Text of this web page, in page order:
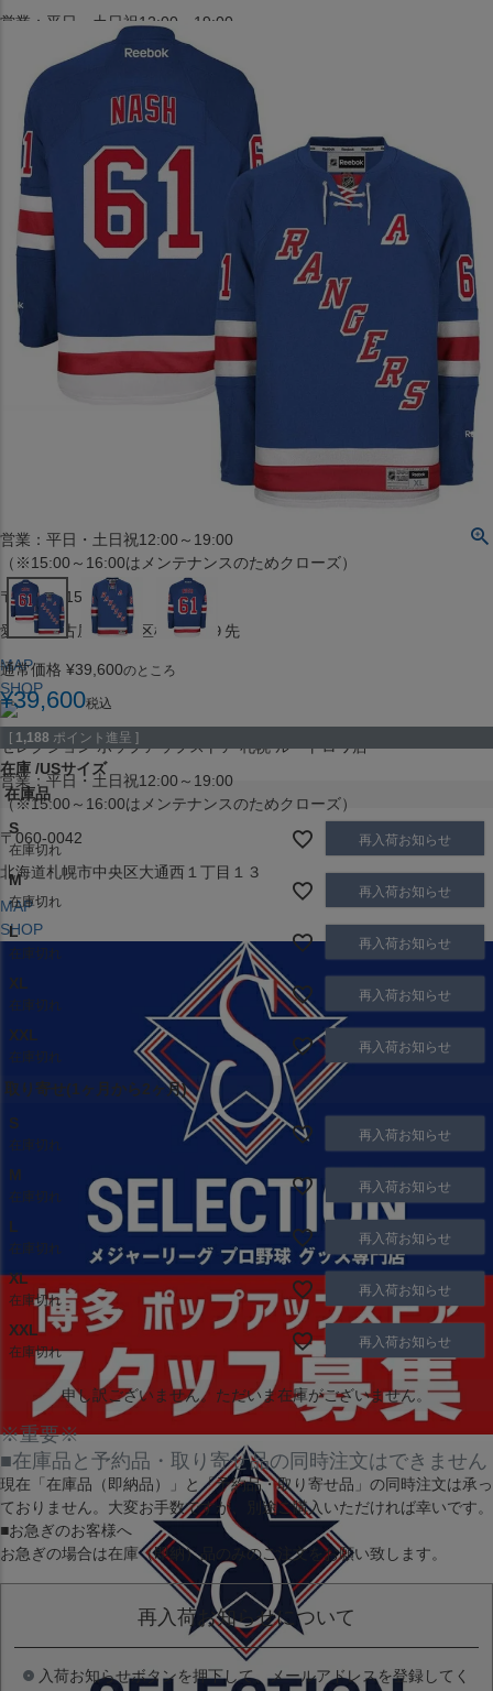
営業：平日・土日祝12:00～19:00
〒542-008
大阪府大阪市中央区西心斎橋1丁目6番14号
TEL:06-4708-3300
MAP
SHOP
BLOG
JR水道橋駅西口店
営業：土・日・祝日のみ 12:00-18:00
〒101-0061
東京都千代田区神田三崎町２丁目２２−１ 1F
営業：平日・土日祝12:00～19:00
（※15:00～16:00はメンテナンスのためクローズ）
〒453-0015
愛知県名古屋市中村区椿町６−９先
MAP
SHOP
セレクション ポップアップストア 札幌 ル・トロワ店
営業：平日・土日祝12:00～19:00
（※15:00～16:00はメンテナンスのためクローズ）
〒060-0042
北海道札幌市中央区大通西１丁目１３
MAP
SHOP
通常価格 ¥39,600のところ
¥39,600税込
[ 1,188 ポイント進呈 ]
在庫 USサイズ
在庫品
S
在庫切れ
再入荷お知らせ
M
在庫切れ
再入荷お知らせ
L
在庫切れ
再入荷お知らせ
XL
在庫切れ
再入荷お知らせ
XXL
在庫切れ
再入荷お知らせ
取り寄せ(1ヶ月から2ヶ月)
S
在庫切れ
再入荷お知らせ
M
在庫切れ
再入荷お知らせ
L
在庫切れ
再入荷お知らせ
XL
在庫切れ
再入荷お知らせ
XXL
在庫切れ
再入荷お知らせ
申し訳ございません。ただいま在庫がございません。
※重要※
■在庫品と予約品・取り寄せ品の同時注文はできません
現在 「在庫品（即納品）」 と 「予約品・取り寄せ品」 の同時注文は承っ
ておりません。大変お手数ですが、別途ご購入いただければ幸いです。
■お急ぎのお客様へ
お急ぎの場合は在庫（即納）品 のみのご注文をお願い致します。
再入荷お知らせについて
入荷お知らせボタンを押下して、メールアドレスを登録してく